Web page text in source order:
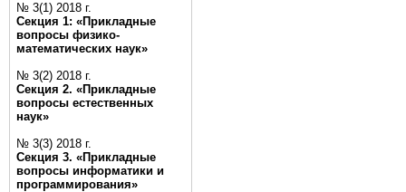
№ 3(1) 2018 г.
Секция 1: «Прикладные
вопросы физико-
математических наук»
№ 3(2) 2018 г.
Секция 2. «Прикладные
вопросы естественных
наук»
№ 3(3) 2018 г.
Секция 3. «Прикладные
вопросы информатики и
программирования»